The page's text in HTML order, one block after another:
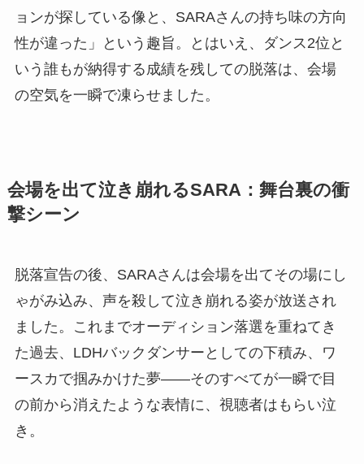
ョンが探している像と、SARAさんの持ち味の方向
性が違った」という趣旨。とはいえ、ダンス2位と
いう誰もが納得する成績を残しての脱落は、会場
の空気を一瞬で凍らせました。
会場を出て泣き崩れるSARA：舞台裏の衝
撃シーン
脱落宣告の後、SARAさんは会場を出てその場にし
ゃがみ込み、声を殺して泣き崩れる姿が放送され
ました。これまでオーディション落選を重ねてき
た過去、LDHバックダンサーとしての下積み、ワ
ースカで掴みかけた夢——そのすべてが一瞬で目
の前から消えたような表情に、視聴者はもらい泣
き。